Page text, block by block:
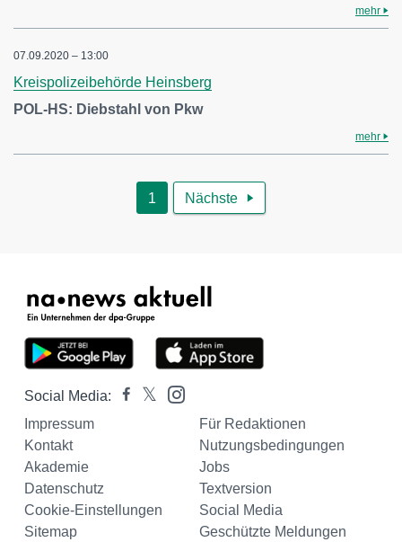
mehr
07.09.2020 – 13:00
Kreispolizeibehörde Heinsberg
POL-HS: Diebstahl von Pkw
mehr
1 Nächste 
Social Media:
Impressum
Für Redaktionen
Kontakt
Nutzungsbedingungen
Akademie
Jobs
Datenschutz
Textversion
Cookie-Einstellungen
Social Media
Sitemap
Geschützte Meldungen